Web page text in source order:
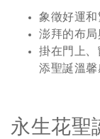
象徵好運
澎拜的布
掛在門上
添聖誕溫馨
永生花聖